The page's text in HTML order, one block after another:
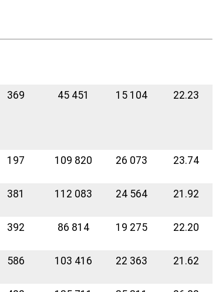
369 45 451 15 104 22.23
197 109 820 26 073 23.74
381 112 083 24 564 21.92
392 86 814 19 275 22.20
586 103 416 22 363 21.62